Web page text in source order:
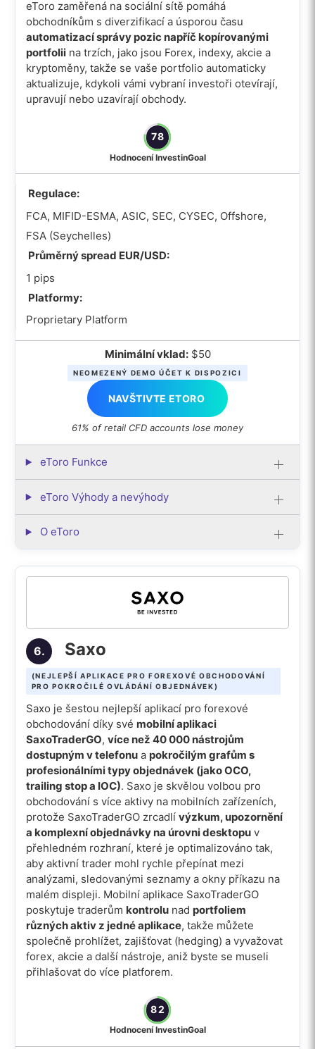
eToro zaměřená na sociální sítě pomáhá
obchodníkům s diverzifikací a úsporou času
automatizací správy pozic napříč kopírovanými
portfoliina trzích, jako jsou Forex, indexy, akcie a
kryptoměny, takže se vaše portfolio automaticky
aktualizuje, kdykoli vámi vybraní investoři otevírají,
upravují nebo uzavírají obchody.
78
Hodnocení InvestinGoal
Regulace:
FCA, MIFID-ESMA, ASIC, SEC, CYSEC, Offshore,
FSA (Seychelles)
Průměrný spread EUR/USD:
1 pips
Platformy:
Proprietary Platform
Minimální vklad:$50
NEOMEZENÝ DEMO ÚČET K DISPOZICI
NAVŠTIVTE ETORO
61% of retail CFD accounts lose money
eToro Funkce
eToro Výhody a nevýhody
O eToro
6. Saxo
(NEJLEPŠÍ APLIKACE PRO FOREXOVÉ OBCHODOVÁNÍ
PRO POKROČILÉ OVLÁDÁNÍ OBJEDNÁVEK)
Saxo je šestou nejlepší aplikací pro forexové
obchodování díky své mobilní aplikaci
SaxoTraderGO, více než 40 000 nástrojům
dostupným v telefonua pokročilým grafům s
profesionálními typy objednávek (jako OCO,
trailing stop a IOC). Saxo je skvělou volbou pro
obchodování s více aktivy na mobilních zařízeních,
protože SaxoTraderGO zrcadlí výzkum, upozornění
a komplexní objednávky na úrovni desktopuv
přehledném rozhraní, které je optimalizováno tak,
aby aktivní trader mohl rychle přepínat mezi
analýzami, sledovanými seznamy a okny příkazu na
malém displeji. Mobilní aplikace SaxoTraderGO
poskytuje traderům kontrolunad portfoliem
různých aktiv z jedné aplikace, takže můžete
společně prohlížet, zajišťovat (hedging) a vyvažovat
forex, akcie a další nástroje, aniž byste se museli
přihlašovat do více platforem.
82
Hodnocení InvestinGoal